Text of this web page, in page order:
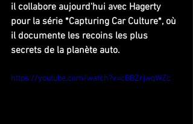
il collabore aujourd'hui avec Hagerty
pour la série *Capturing Car Culture*, où
il documente les recoins les plus
secrets de la planète auto.
https://youtube.com/watch?v=cBBZrjwqWZc